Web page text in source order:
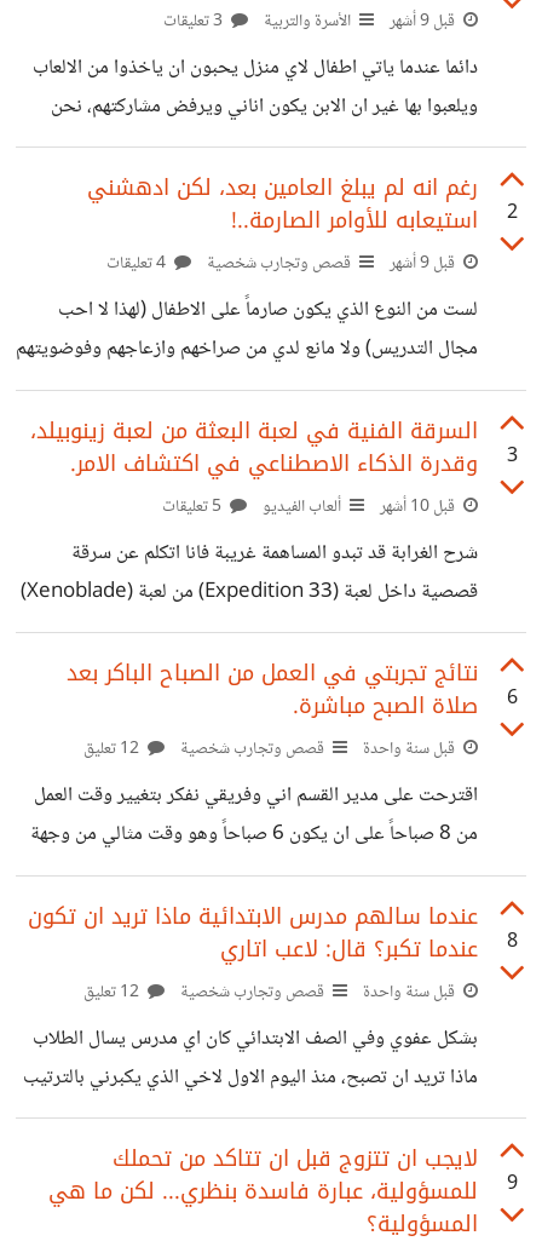
مثلي يعمل باسلوب (1.2.3.4) في صلب الموضوع مباشرة
وبشكل مفصل ودقيق. لذا ساطرح الفكرة لكن كمثال واتوقع انها
ستصل لاذهانكم بسهولة. لنفترض أن دخلك الشهري 1000$
قبل 9 أشهر الأسرة والتربية
دائما عندما ياتي اطفال لاي منزل يحبون ان ياخذوا من الالعاب
ويلعبوا بها غير ان الابن يكون اناني ويرفض مشاركتهم، نحن
نتكلم عن ابن لم يصل الى السابعة من العمر. وربما لازال عمره
سنتين او ثلاث بشكل عام الاحظ ان التربويون يقولون لا تجبر
الطفل على ان يصبح كريم والسبب؟ لاحظ عندما يكبر ستجد ان
اقلامه واغراضه في المدرسة يتم العبث بها ولا يدافع عن نفسه.
سيكون ضعيف شخصية! بالنسبة لي، تذكرت قصة "حاتم الطائي"
الذي كان كريماً منذ مولده،
2
رغم انه لم يبلغ العامين بعد، لكن ادهشني
استيعابه للأوامر الصارمة..!
قبل 9 أشهر قصص وتجارب شخصية
لست من النوع الذي يكون صارماً على الاطفال (لهذا لا احب
مجال التدريس) ولا مانع لدي من صراخهم وازعاجهم وفوضويتهم
طالما لم يمسك بيده شيء خطير او يتجه لأمور خطرة على نفسه
أو على غيره حينها ساتصرف بقسوة وساجعله يبكي حتى يشبع.
ساعطيه سبب مقنع للبكاء! حسناً القصة بدات في المساء عندما
الاب والام وصلا فعلا لحدهما الاقصى وينشدان القليل من الراحة
والاسترخاء لكن بقيت مهمة واحدة وهي تجهيز مرضعة الحليب
للطفل الذي لم يكمل عامه الثاني بعد. الطفل بكل
3
السرقة الفنية في لعبة البعثة من لعبة زينوبيلد،
وقدرة الذكاء الاصطناعي في اكتشاف الامر.
قبل 10 أشهر ألعاب الفيديو
شرح الغرابة قد تبدو المساهمة غريبة فانا اتكلم عن سرقة
قصصية داخل لعبة (Expedition 33) من لعبة (Xenoblade)
واضع الذكاء الاصطناعي في وجه المدفع. شخصيا لا اهتم
للقصص في عالم الالعاب، وخبرتي في تطوير الالعاب تتساوى مع
خبرتي في صناعة الالعاب واستفيد كثيراً من معلومات "الاخوة
الكيال - قناة كوكب باء 612" فهو يجيد وضع نقاط النقد
والتقييم في الالعاب التي دائما ما التمس اثرها الحقيقي في
صناعة الالعاب. والتمس بوضوح نفس العناصر في دراسة صناعة
6
نتائج تجربتي في العمل من الصباح الباكر بعد
صلاة الصبح مباشرة.
قبل سنة واحدة قصص وتجارب شخصية
اقترحت على مدير القسم اني وفريقي نفكر بتغيير وقت العمل
من 8 صباحاً على ان يكون 6 صباحاً وهو وقت مثالي من وجهة
نظرنا لعدة اسباب وهي: صلاة الصبح يتارجح وقتها مابين 3.30
الى 4.30 صباحاً فهذا يعني ان هناك فارق يصل الى 4-5 ساعات
مابين الصلاة وميعاد العمل لذا ساضطر للنوم وهذا يسبب خمول.
ساعات تقريباً مع مسافة الطريق للعودة ستكون مستحيلة (اكثر
من 12 ساعة بدون راحة) النتائج
8
عندما سالهم مدرس الابتدائية ماذا تريد ان تكون
عندما تكبر؟ قال: لاعب اتاري
قبل سنة واحدة قصص وتجارب شخصية
بشكل عفوي وفي الصف الابتدائي كان اي مدرس يسال الطلاب
ماذا تريد ان تصبح، منذ اليوم الاول لاخي الذي يكبرني بالترتيب
قال "لاعب اتاري" بالطبع استغرب المدرس ونهر اخي عن هذا
التفكير. لكن بلا شك فان جيل اليوم يعرف جيدا المحترفين في
العاب الفيديو والى اي مدى يمكن لبعضهم حتى الاستغناء عن
9
لايجب ان تتزوج قبل ان تتاكد من تحملك
للمسؤولية، عبارة فاسدة بنظري... لكن ما هي
المسؤولية؟